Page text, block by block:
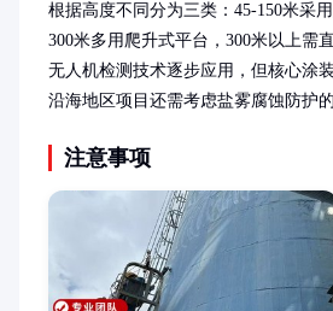
根据高度不同分为三类：45-150米采
300米多用爬升式平台，300米以上需
无人机检测技术逐步应用，但核心涂
沿海地区项目还需考虑盐雾腐蚀防护的
注意事项